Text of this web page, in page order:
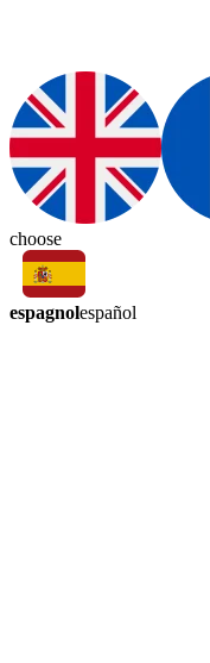
choose
espagnolespañol